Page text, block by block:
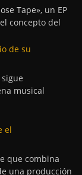
Tape», un EP
concepto del
de su
musical
el
que combina
una producción